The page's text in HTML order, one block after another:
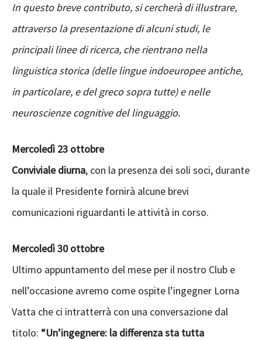
In questo breve contributo, si cercherà di illustrare,
attraverso la presentazione di alcuni studi, le
principali linee di ricerca, che rientrano nella
linguistica storica (delle lingue indoeuropee antiche,
in particolare, e del greco sopra tutte) e nelle
neuroscienze cognitive del linguaggio.
Mercoledì 23 ottobre
Conviviale diurna, con la presenza dei soli soci, durante
la quale il Presidente fornirà alcune brevi
comunicazioni riguardanti le attività in corso.
Mercoledì 30 ottobre
Ultimo appuntamento del mese per il nostro Club e
nell’occasione avremo come ospite l’ingegner Lorna
Vatta che ci intratterrà con una conversazione dal
titolo: “Un’ingegnere: la differenza sta tutta